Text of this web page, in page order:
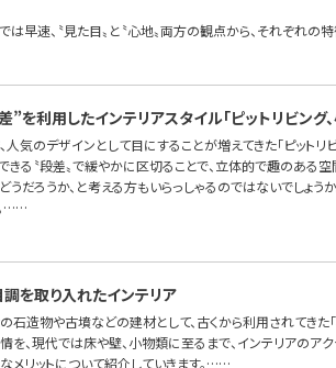
は早速、〝見た目〟と〝心地〟両方の観点から、それぞれ
”を利用したインテリアスタイル「ピットリビング
人気のデザインとして目にすることが増えてきた「ピット
きる〝段差〟で緩やかに区切ることで、立体的で趣のある
うだろうか、と考える方もいらっしゃるのではないでしょう
……
を取り入れたインテリア
石造物や古墳などの建材として、古くから利用されてきた
を、現代では床や壁、小物類に至るまで、インテリアのア
メリットについて紹介していきます。……